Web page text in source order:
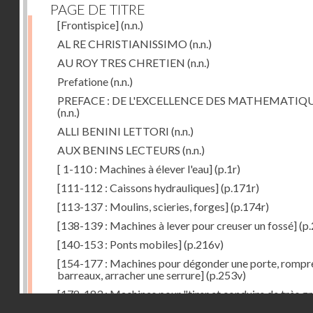
PAGE DE TITRE
[Frontispice](n.n.)
AL RE CHRISTIANISSIMO (n.n.)
AU ROY TRES CHRETIEN (n.n.)
Prefatione(n.n.)
PREFACE : DE L'EXCELLENCE DES
(n.n.)
ALLI BENINI LETTORI (n.n.)
AUX BENINS LECTEURS (n.n.)
[ 1-110 : Machines à élever l'eau](p.1r)
[111-112 : Caissons hydrauliques](p.171r)
[113-137 : Moulins, scieries, forges](p.174r)
[138-139 : Machines à lever pour creuser un fossé]
[140-153 : Ponts mobiles](p.216v)
[154-177 : Machines pour dégonder une porte,
barreaux, arracher une serrure](p.253v)
[178-183 : Machines pour "tirer et conduire de très